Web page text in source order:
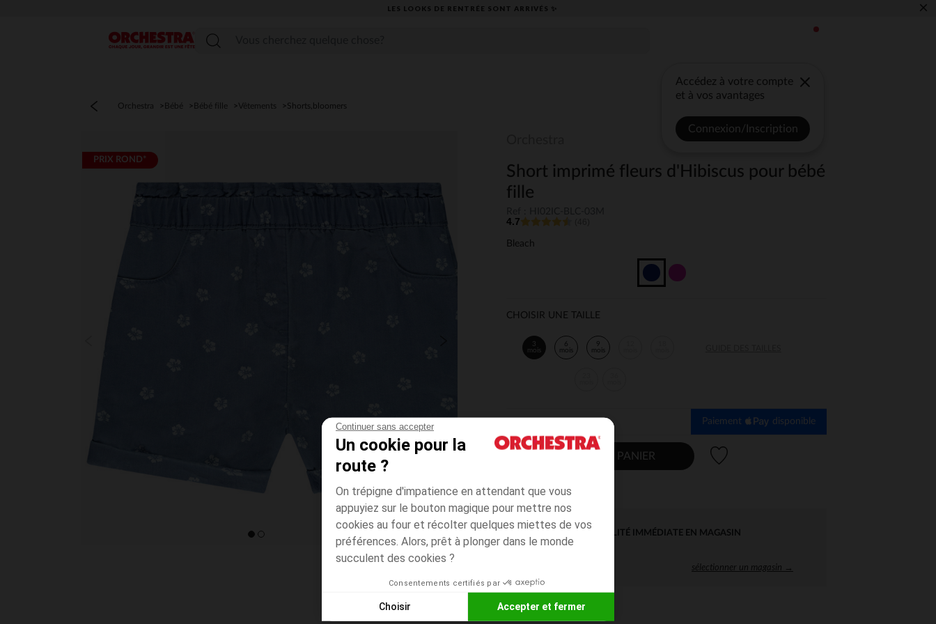
Continuer sans accepter
Un cookie pour la
route ?
On trépigne d'impatience en attendant que vous
appuyiez sur le bouton magique pour mettre nos
cookies au four et récolter quelques miettes de vos
préférences. Alors, prêt à plonger dans le monde
succulent des cookies ?
Consentements certifiés par
Choisir Accepter et fermer
LES LOOKS DE RENTRÉE SONT ARRIVÉS ✨ ×
Menu
Accédez à votre compte
et à vos avantages
Connexion/Inscription
Orchestra Bébé Bébé fille Vêtements Shorts,bloomers
PRIX ROND*
Short imprimé fleurs d'Hibiscus pour bébé
fille
4.7
Bleach
CHOISIR UNE TAILLE
3
mois
6
mois
9
mois
Paiement disponible
AJOUTER AU PANIER
DISPONIBILITÉ IMMÉDIATE EN MAGASIN
sélectionner un magasin →